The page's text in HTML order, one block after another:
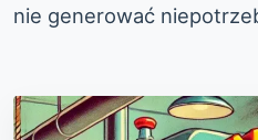
nie generować